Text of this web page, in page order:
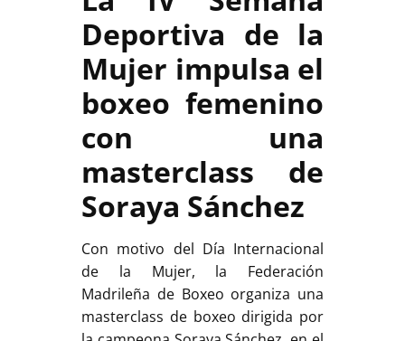
Deportiva de la
Mujer impulsa el
boxeo femenino
con una
masterclass de
Soraya Sánchez
Con motivo del Día Internacional
de la Mujer, la Federación
Madrileña de Boxeo organiza una
masterclass de boxeo dirigida por